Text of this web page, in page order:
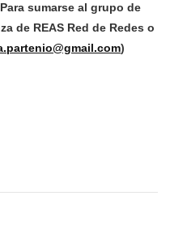
sumarse al grupo de
de REAS Red de Redes o
)